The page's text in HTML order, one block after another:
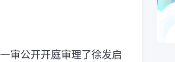
审公开开庭审理了徐发启